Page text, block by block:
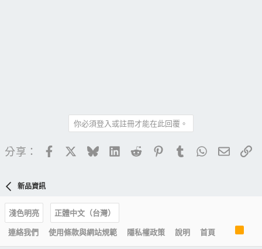
你必須登入或註冊才能在此回覆。
分享： FacebookBlueskyLinkedIn
Reddit PinterestTumblrWhatsApp
電子
新品資訊
淺色明亮
正體中文（台灣）
連絡我們
使用條款與網站規範 隱私權政策 說明 首頁
S